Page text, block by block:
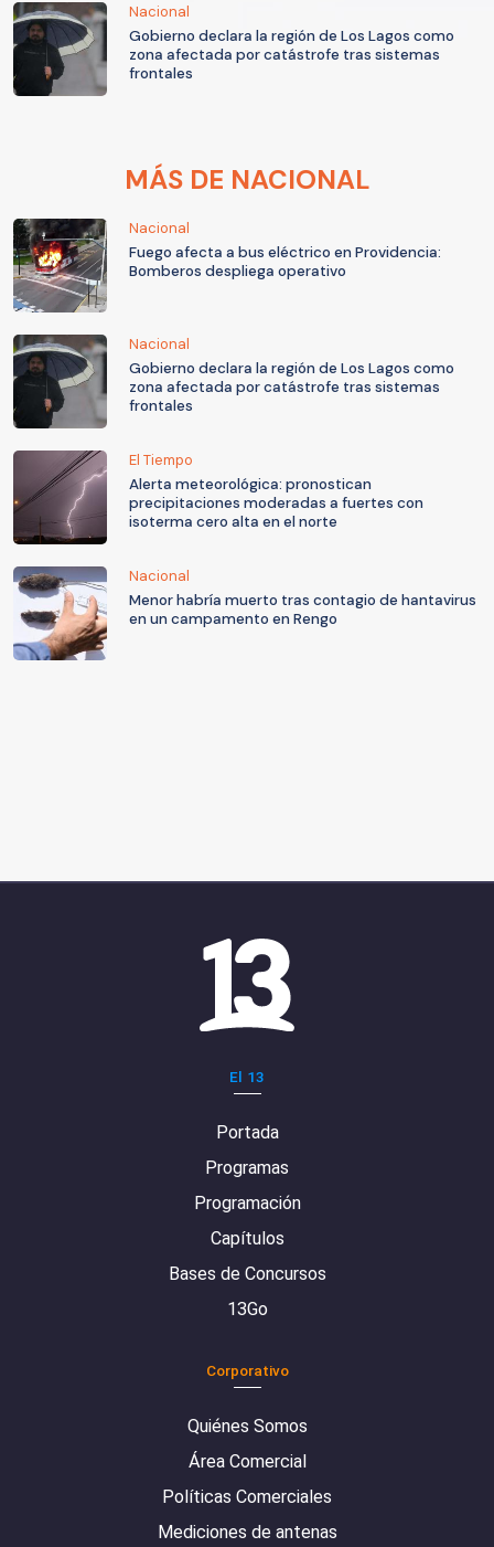
Nacional
Gobierno declara la región de Los Lagos como
zona afectada por catástrofe tras sistemas
frontales
MÁS DE NACIONAL
Nacional
Fuego afecta a bus eléctrico en Providencia:
Bomberos despliega operativo
Nacional
Gobierno declara la región de Los Lagos como
zona afectada por catástrofe tras sistemas
frontales
El Tiempo
Alerta meteorológica: pronostican
precipitaciones moderadas a fuertes con
isoterma cero alta en el norte
Nacional
Menor habría muerto tras contagio de hantavirus
en un campamento en Rengo
El 13
Portada
Programas
Programación
Capítulos
Bases de Concursos
13Go
Corporativo
Quiénes Somos
Área Comercial
Políticas Comerciales
Mediciones de antenas